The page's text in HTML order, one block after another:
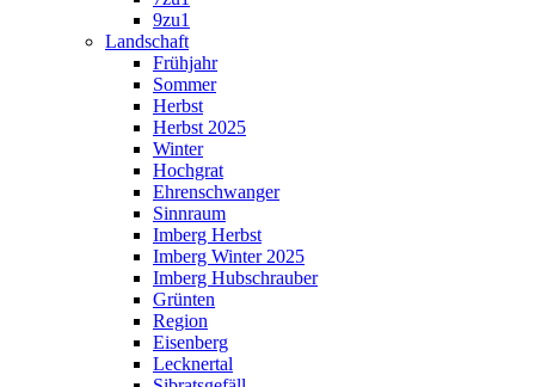
9zu1
Landschaft
Frühjahr
Sommer
Herbst
Herbst 2025
Winter
Hochgrat
Ehrenschwanger
Sinnraum
Imberg Herbst
Imberg Winter 2025
Imberg Hubschrauber
Grünten
Region
Eisenberg
Lecknertal